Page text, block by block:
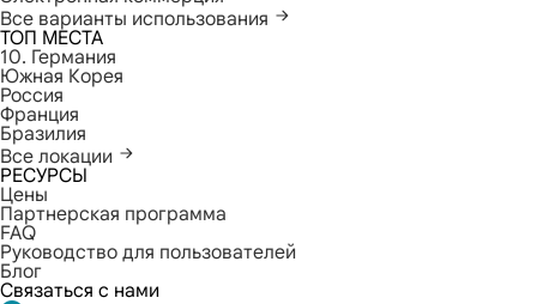
Все варианты использования
ТОП МЕСТА
10. Германия
Южная Корея
Россия
Франция
Бразилия
Все локации
РЕСУРСЫ
Цены
Партнерская программа
FAQ
Руководство для пользователей
Блог
Связаться с нами